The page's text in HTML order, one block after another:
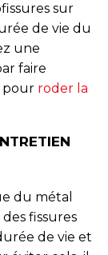
sur
de vie du
une
faire
pour roder la
du métal
fissures
de vie et